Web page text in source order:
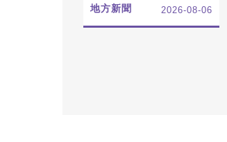
地方新聞 2026-08-06